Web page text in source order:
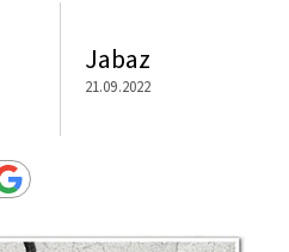
Jabaz
21.09.2022